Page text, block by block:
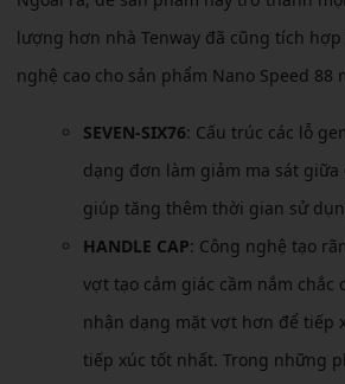
lượng hơn nhà Tenway đã cũng tích
nghệ cao cho sản phẩm Nano Speed 88
SEVEN-SIX76: Cấu trúc các lỗ
dạng đơn làm giảm ma sát giữa
giúp tăng thêm thời gian sử
HANDLE CAP: Công nghệ tạo
vợt tạo cảm giác cầm nắm chắc
nhận dạng mặt vợt hơn để tiếp
tiếp xúc tốt nhất. Trong những